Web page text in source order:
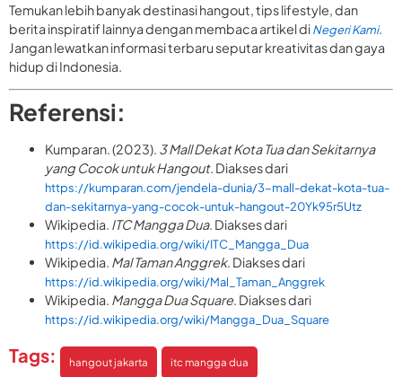
Temukan lebih banyak destinasi hangout, tips lifestyle, dan
berita inspiratif lainnya dengan membaca artikel diNegeri Kami.
Jangan lewatkan informasi terbaru seputar kreativitas dan gaya
hidup di Indonesia.
Referensi:
Kumparan. (2023). 3 Mall Dekat Kota Tua dan Sekitarnya
yang Cocok untuk Hangout. Diakses dari
https://kumparan.com/jendela-dunia/3-mall-dekat-kota-tua-
dan-sekitarnya-yang-cocok-untuk-hangout-20Yk95r5Utz
Wikipedia. ITC Mangga Dua. Diakses dari
https://id.wikipedia.org/wiki/ITC_Mangga_Dua
Wikipedia. Mal Taman Anggrek. Diakses dari
https://id.wikipedia.org/wiki/Mal_Taman_Anggrek
Wikipedia. Mangga Dua Square. Diakses dari
https://id.wikipedia.org/wiki/Mangga_Dua_Square
Tags: hangout jakarta itc mangga dua